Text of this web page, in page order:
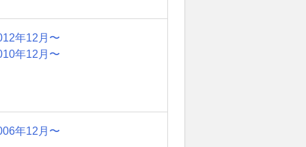
年12月〜
年12月〜
年12月〜